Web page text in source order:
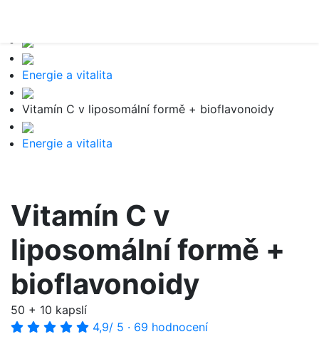
Energie a vitalita
Vitamín C v liposomální formě + bioflavonoidy
Energie a vitalita
Vitamín C v
liposomální formě +
bioflavonoidy
50 + 10 kapslí
4,9/ 5 · 69 hodnocení